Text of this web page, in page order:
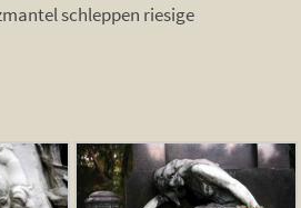
schleppen riesige